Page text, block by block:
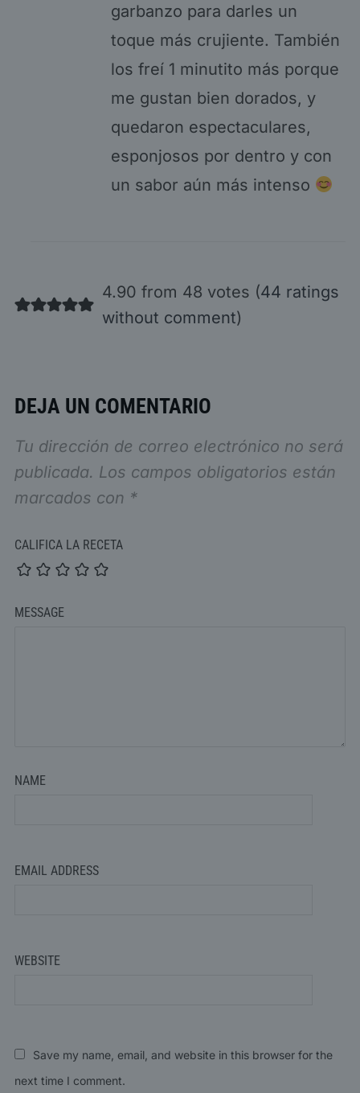
garbanzo para darles un
toque más crujiente. También
los freí 1 minutito más porque
me gustan bien dorados, y
quedaron espectaculares,
esponjosos por dentro y con
un sabor aún más intenso
4.90 from 48 votes (44 ratings
without comment)
DEJA UN COMENTARIO
Tu dirección de correo electrónico no será
publicada. Los campos obligatorios están
marcados con *
CALIFICA LA RECETA
MESSAGE
NAME
EMAIL ADDRESS
WEBSITE
Save my name, email, and website in this browser for the
next time I comment.